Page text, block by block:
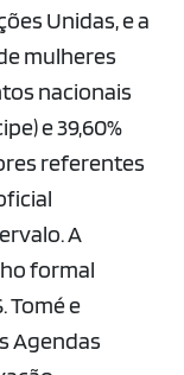
Unidas, e a
mulheres
nacionais
e 39,60%
referentes
A
formal
Tomé e
Agendas